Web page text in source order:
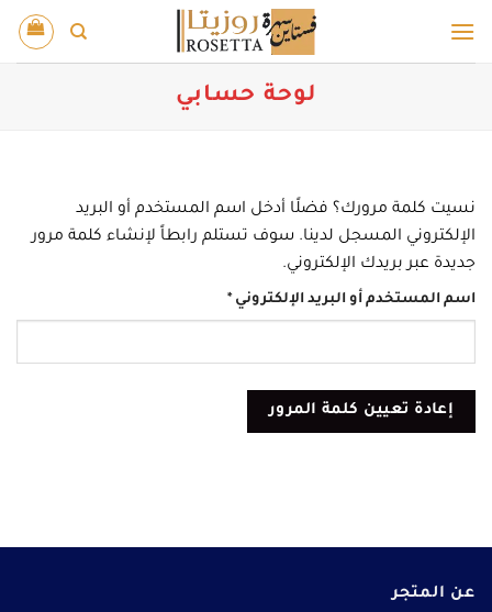
للمحتوى
لوحة حسابي
نسيت كلمة مرورك؟ فضلًا أدخل اسم المستخدم أو البريد
الإلكتروني المسجل لدينا. سوف تستلم رابطاً لإنشاء كلمة مرور
جديدة عبر بريدك الإلكتروني.
اسم المستخدم أو البريد الإلكتروني *مطلوبة
إعادة تعيين كلمة المرور
عن المتجر